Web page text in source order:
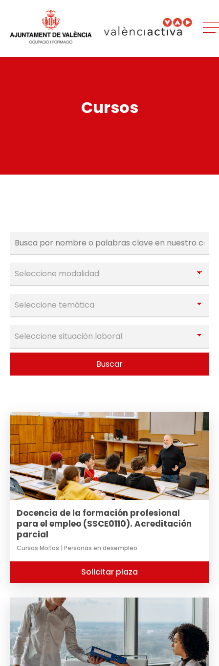
Cursos
Docencia de la formación profesional
para el empleo (SSCE0110). Acreditación
parcial
Cursos Mixtos | Personas en desempleo
Solicitar plaza